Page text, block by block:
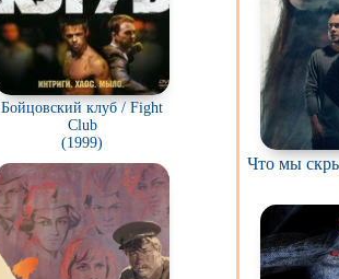
Бойцовский клуб / Fight
Club
(1999)
Что мы